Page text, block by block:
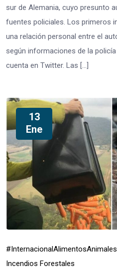
sur de Alemania, cuyo presunto
fuentes policiales. Los primeros
una relación personal entre el
según informaciones de la
cuenta en Twitter. Las […]
13
Ene
#InternacionalAlimentos
Incendios Forestales